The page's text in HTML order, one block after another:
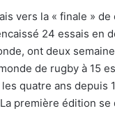
vers la « finale »
24 essais en
ont deux
de rugby à 15
quatre ans
première édition